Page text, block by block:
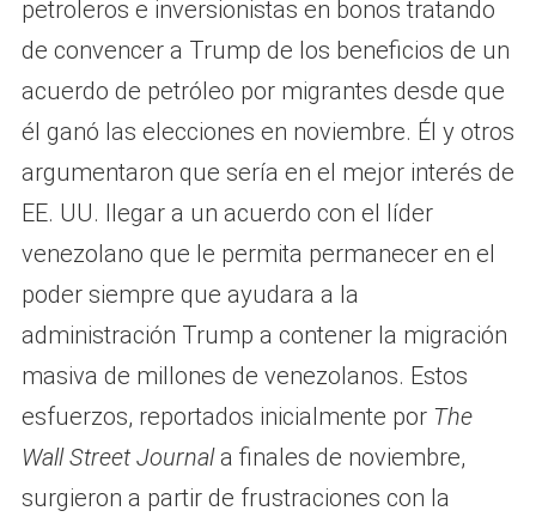
petroleros e inversionistas en bonos tratando
de convencer a Trump de los beneficios de un
acuerdo de petróleo por migrantes desde que
él ganó las elecciones en noviembre. Él y otros
argumentaron que sería en el mejor interés de
EE. UU. llegar a un acuerdo con el líder
venezolano que le permita permanecer en el
poder siempre que ayudara a la
administración Trump a contener la migración
masiva de millones de venezolanos. Estos
esfuerzos, reportados inicialmente por The
Wall Street Journala finales de noviembre,
surgieron a partir de frustraciones con la